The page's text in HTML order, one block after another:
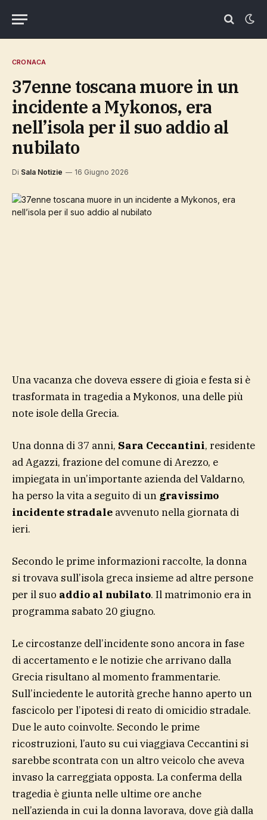
CRONACA
37enne toscana muore in un
incidente a Mykonos, era
nell’isola per il suo addio al
nubilato
Di Sala Notizie 16 Giugno 2026
Una vacanza che doveva essere di gioia e festa si è
trasformata in tragedia a Mykonos, una delle più
note isole della Grecia.
Una donna di 37 anni, Sara Ceccantini, residente
ad Agazzi, frazione del comune di Arezzo, e
impiegata in un’importante azienda del Valdarno,
ha perso la vita a seguito di un gravissimo
incidente stradale avvenuto nella giornata di
ieri.
Secondo le prime informazioni raccolte, la donna
si trovava sull’isola greca insieme ad altre persone
per il suo addio al nubilato. Il matrimonio era in
programma sabato 20 giugno.
Le circostanze dell’incidente sono ancora in fase
di accertamento e le notizie che arrivano dalla
Grecia risultano al momento frammentarie.
Sull’inciedente le autorità greche hanno aperto un
fascicolo per l’ipotesi di reato di omicidio stradale.
Due le auto coinvolte. Secondo le prime
ricostruzioni, l’auto su cui viaggiava Ceccantini si
sarebbe scontrata con un altro veicolo che aveva
invaso la carreggiata opposta. La conferma della
tragedia è giunta nelle ultime ore anche
nell’azienda in cui la donna lavorava, dove già dalla